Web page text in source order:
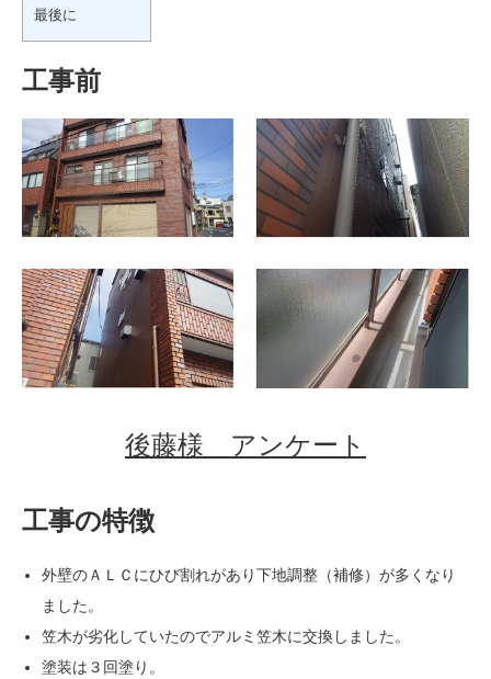
最後に
工事前
後藤様 アンケート
工事の特徴
外壁のＡＬＣにひび割れがあり下地調整（補修）が多くなり
ました。
笠木が劣化していたのでアルミ笠木に交換しました。
塗装は３回塗り。